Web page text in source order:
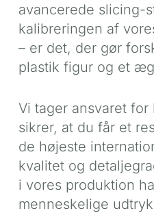
avancerede slicing-
kalibreringen af
– er det, der gør
plastik figur og et
Vi tager ansvaret
sikrer, at du får et
de højeste
kvalitet og
i vores produktion
menneskelige